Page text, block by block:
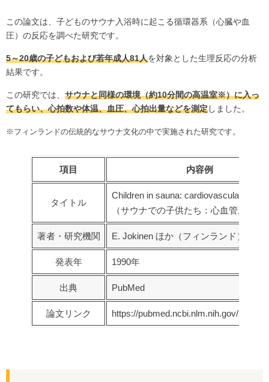
この論文は、子どものサウナ入浴時に起こる循環器系（心臓や血
圧）の反応を調べた研究です。
5～20歳の子どもおよび若年成人81人を対象とした生理反応の分析
結果です。
この研究では、 サウナと同様の環境（約10分間の高温室※）に入っ
てもらい、心拍数や体温、血圧、心拍出量などを測定しました。
※フィンランドの伝統的なサウナ文化の中で実施された研究です 。
項目 内容例
タイトル
Children in sauna: cardiovascular
（サウナでの子供たち：心血管系の調
著者・研究機関 E. Jokinen ほか（フィンランド）
発表年 1990年
出典 PubMed
論文リンク https://pubmed.ncbi.nlm.nih.gov/